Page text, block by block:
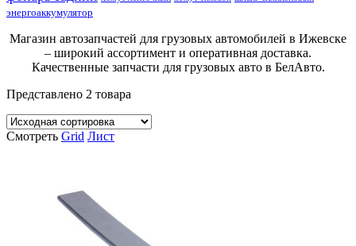
энергоаккумулятор
Магазин автозапчастей для грузовых автомобилей в Ижевске
– широкий ассортимент и оперативная доставка.
Качественные запчасти для грузовых авто в БелАвто.
Представлено 2 товара
Смотреть Grid Лист